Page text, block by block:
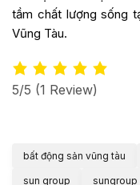
tầm chất lượng sống
Vũng Tàu.
5/5 (1 Review)
bất động sản vũng tàu
sun group sungroup